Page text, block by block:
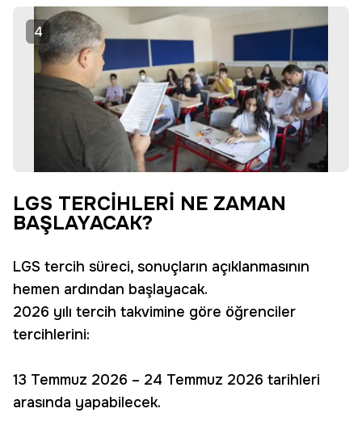
4
LGS TERCİHLERİ NE ZAMAN
BAŞLAYACAK?
LGS tercih süreci, sonuçların açıklanmasının
hemen ardından başlayacak.
2026 yılı tercih takvimine göre öğrenciler
tercihlerini:
13 Temmuz 2026 – 24 Temmuz 2026 tarihleri
arasında yapabilecek.